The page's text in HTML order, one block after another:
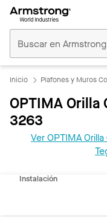
Inicio
Inicio Plafones y Muros
OPTIMA Orilla
3263
Ver OPTIMA
REVIT
Instalación